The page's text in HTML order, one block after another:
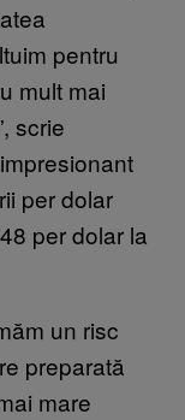
pentru
mult mai
scrie
per dolar
per dolar la
un risc
preparată
mare